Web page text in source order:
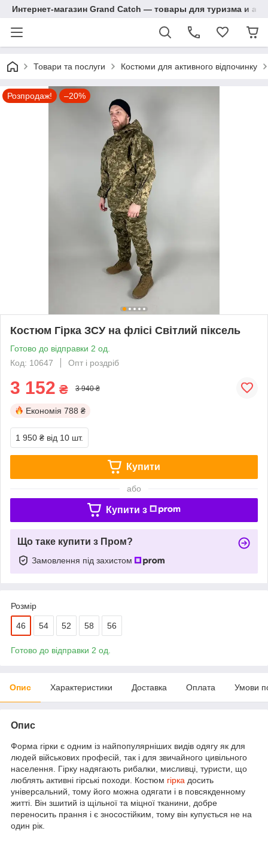
Интернет-магазин Grand Catch — товары для туризма и
Товари та послуги Костюми для активного відпочинку
Розпродаж! –20%
Костюм Гірка ЗСУ на флісі Світлий піксель
Готово до відправки 2 од.
Код: 10647
Опт і роздріб
3 152 ₴ 3 940 ₴
Економія 788 ₴
1 950 ₴ від 10 шт.
Купити
або
Купити з
Що таке купити з Пром?
Замовлення під захистом
Розмір
46 54 52 58 56
Готово до відправки 2 од.
Опис Характеристики Доставка Оплата Умови
Опис
Форма гірки є одним із найпопулярніших видів одягу як для
людей військових професій, так і для звичайного цивільного
населення. Гірку надягають рибалки, мисливці, туристи, що
люблять активні гірські походи. Костюм гірка досить
універсальний, тому його можна одягати і в повсякденному
житті. Він зшитий із щільної та міцної тканини, добре
переносить прання і є зносостійким, тому він купується не на
один рік.